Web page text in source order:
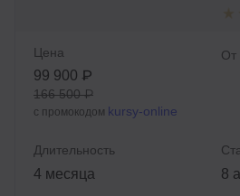
Цена
99 900 ₽
166 500 ₽
с промокодом kursy-online
От
Длительность
4 месяца 8